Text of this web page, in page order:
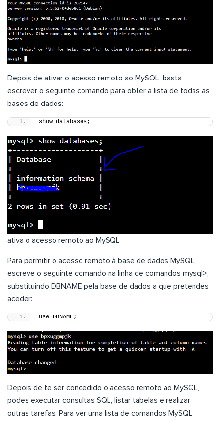
Depois de ativar o acesso remoto ao MySQL, basta
escrever o seguinte comando para obter a lista de todas as
bases de dados:
show databases;
ativa o acesso remoto ao MySQL
Para permitir o acesso remoto à base de dados MySQL,
escreve o seguinte comando na linha de comandos mysql>,
substituindo DBNAME pela base de dados a que pretendes
aceder:
use DBNAME;
Depois de te ser concedido o acesso remoto ao MySQL,
podes executar consultas SQL, listar tabelas e realizar
outras tarefas. Para ver uma lista de comandos MySQL,